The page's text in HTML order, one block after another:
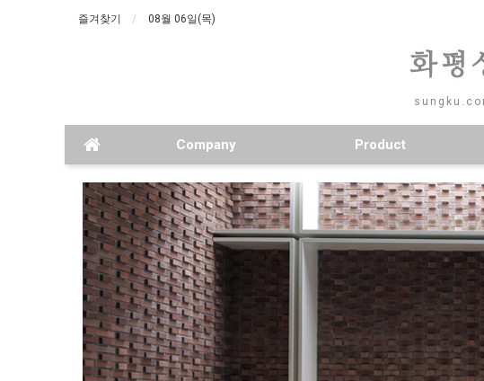
즐겨찾기 08월 06일(목)
Company Product